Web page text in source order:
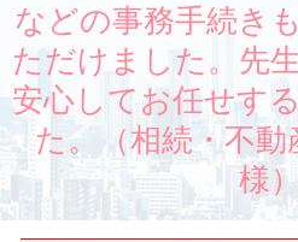
などの事務手続き
ただけました。先
安心してお任せす
た。（相続・不
様